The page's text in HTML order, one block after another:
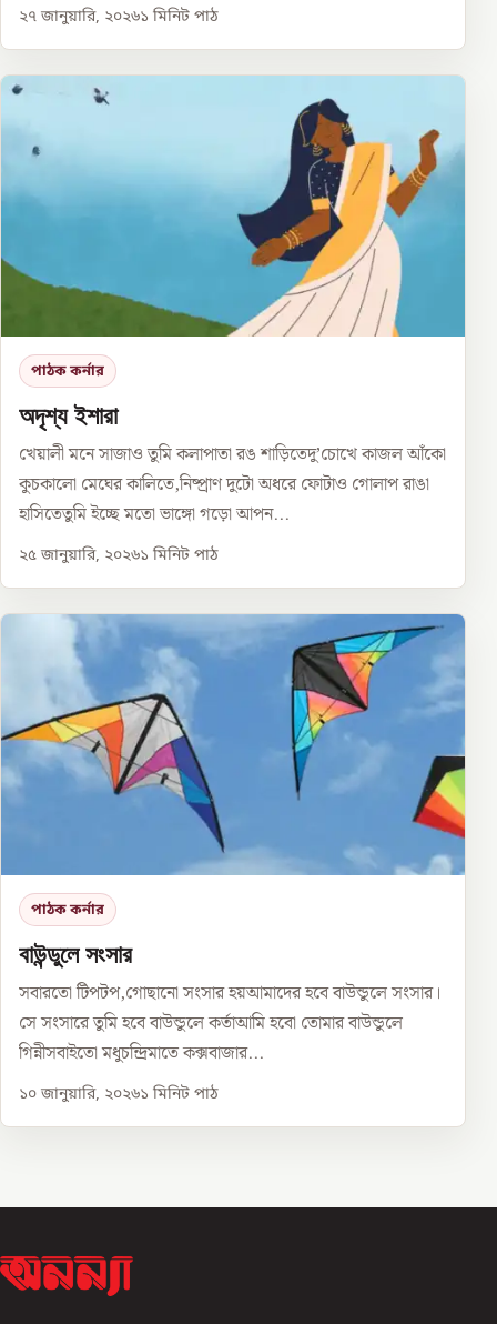
২৭ জানুয়ারি, ২০২৬১ মিনিট পাঠ
পাঠক কর্নার
অদৃশ্য ইশারা
খেয়ালী মনে সাজাও তুমি কলাপাতা রঙ শাড়িতেদু’চোখে কাজল আঁকো
কুচকালো মেঘের কালিতে,নিষ্প্রাণ দুটো অধরে ফোটাও গোলাপ রাঙা
হাসিতেতুমি ইচ্ছে মতো ভাঙ্গো গড়ো আপন...
২৫ জানুয়ারি, ২০২৬১ মিনিট পাঠ
পাঠক কর্নার
বাউন্ডুলে সংসার
সবারতো টিপটপ,গোছানো সংসার হয়আমাদের হবে বাউন্ডুলে সংসার।
সে সংসারে তুমি হবে বাউন্ডুলে কর্তাআমি হবো তোমার বাউন্ডুলে
গিন্নীসবাইতো মধুচন্দ্রিমাতে কক্সবাজার...
১০ জানুয়ারি, ২০২৬১ মিনিট পাঠ